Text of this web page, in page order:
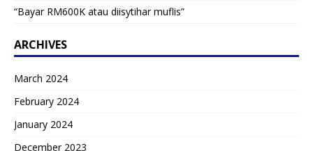
“Bayar RM600K atau diisytihar muflis”
ARCHIVES
March 2024
February 2024
January 2024
December 2023